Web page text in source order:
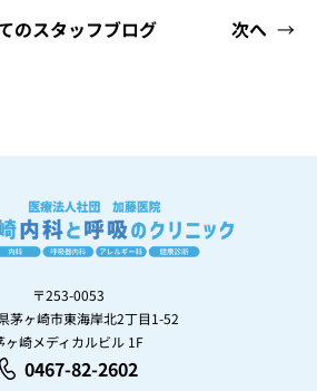
のスタッフブログ 次へ →
〒253-0053
茅ヶ崎市東海岸北2丁目1-52
ヶ崎メディカルビル 1F
0467-82-2602